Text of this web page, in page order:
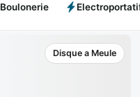
Boulonerie
Disque a Meule